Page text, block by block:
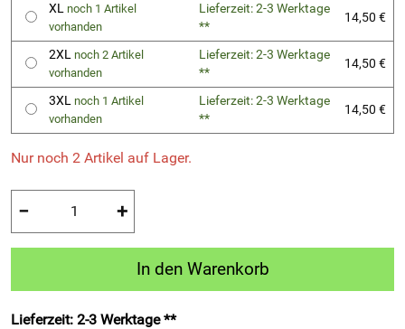
XL noch 1 Artikel
vorhanden
Lieferzeit: 2-3 Werktage
**
14,50 €
2XL noch 2 Artikel
vorhanden
Lieferzeit: 2-3 Werktage
**
14,50 €
3XL noch 1 Artikel
vorhanden
Lieferzeit: 2-3 Werktage
**
14,50 €
Nur noch 2 Artikel auf Lager.
− +
In den Warenkorb
Lieferzeit: 2-3 Werktage **